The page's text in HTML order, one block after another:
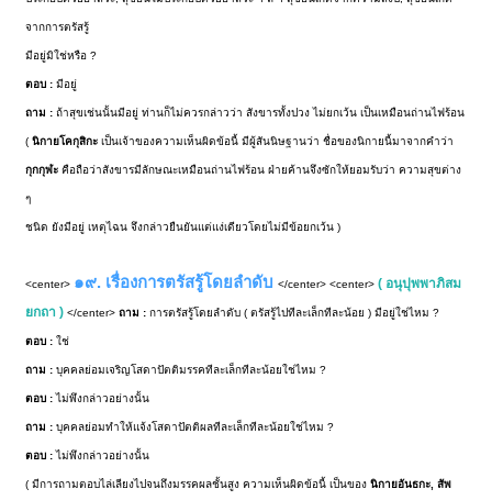
จากการตรัสรู้
มีอยู่มิใช่หรือ ?
ตอบ :มีอยู่
ถาม :ถ้าสุขเช่นนั้นมีอยู่ ท่านก็ไม่ควรกล่าวว่า สังขารทั้งปวง ไม่ยกเว้น เป็นเหมือนถ่านไฟร้อน
( นิกายโคกุสิกะเป็นเจ้าของความเห็นผิดข้อนี้ มีผู้สันนิษฐานว่า ชื่อของนิกายนี้มาจากคำว่า
กุกกุฬะคือถือว่าสังขารมีลักษณะเหมือนถ่านไฟร้อน ฝ่ายค้านจึงซักให้ยอมรับว่า ความสุขต่าง
ๆ
ชนิด ยังมีอยู่ เหตุไฉน จึงกล่าวยืนยันแต่แง่เดียวโดยไม่มีข้อยกเว้น )
<center> ๑๙. เรื่องการตรัสรู้โดยลำดับ </center> <center>( อนุปุพพาภิสม
ยกถา )</center>ถาม :การตรัสรู้โดยลำดับ ( ตรัสรู้ไปทีละเล็กทีละน้อย ) มีอยู่ใช่ไหม ?
ตอบ :ใช่
ถาม :บุคคลย่อมเจริญโสดาปัตติมรรคทีละเล็กทีละน้อยใช่ไหม ?
ตอบ :ไม่พึงกล่าวอย่างนั้น
ถาม :บุคคลย่อมทำให้แจ้งโสดาปัตติผลทีละเล็กทีละน้อยใช่ไหม ?
ตอบ :ไม่พึงกล่าวอย่างนั้น
( มีการถามตอบไล่เลียงไปจนถึงมรรคผลชั้นสูง ความเห็นผิดข้อนี้ เป็นของนิกายอันธกะ, สัพ